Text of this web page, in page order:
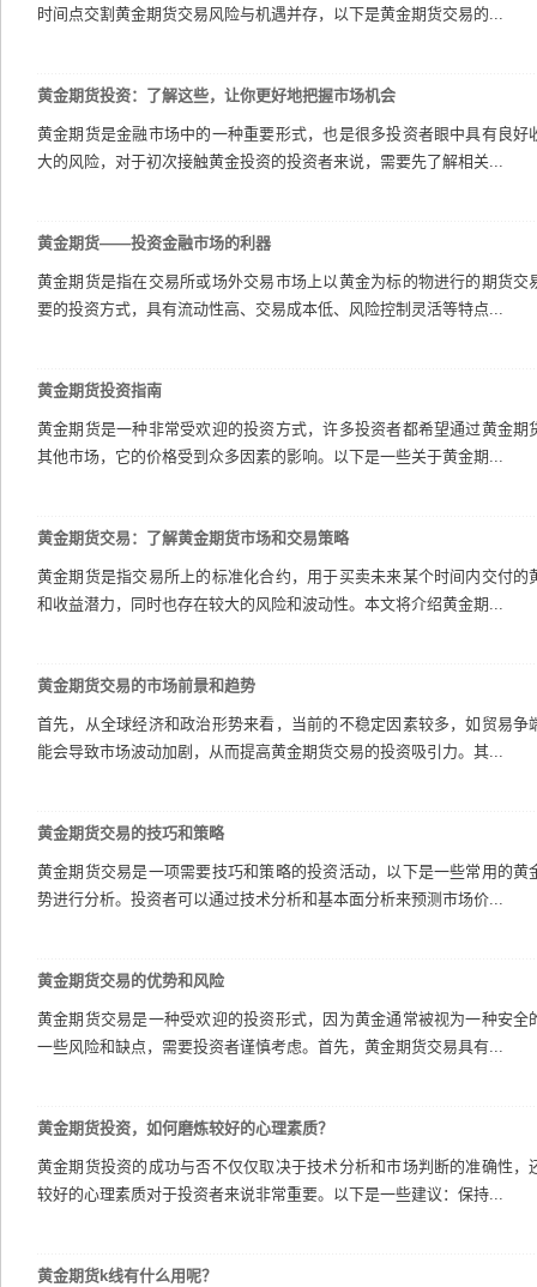
时间点交割黄金期货交易风险与机遇并存，以下是黄金期货交易的...
黄金期货投资：了解这些，让你更好地把握市场机会
黄金期货是金融市场中的一种重要形式，也是很多投资者眼中具有良
大的风险，对于初次接触黄金投资的投资者来说，需要先了解相关...
黄金期货——投资金融市场的利器
黄金期货是指在交易所或场外交易市场上以黄金为标的物进行的期货
要的投资方式，具有流动性高、交易成本低、风险控制灵活等特点...
黄金期货投资指南
黄金期货是一种非常受欢迎的投资方式，许多投资者都希望通过黄金
其他市场，它的价格受到众多因素的影响。以下是一些关于黄金期...
黄金期货交易：了解黄金期货市场和交易策略
黄金期货是指交易所上的标准化合约，用于买卖未来某个时间内交付
和收益潜力，同时也存在较大的风险和波动性。本文将介绍黄金期...
黄金期货交易的市场前景和趋势
首先，从全球经济和政治形势来看，当前的不稳定因素较多，如贸易
能会导致市场波动加剧，从而提高黄金期货交易的投资吸引力。其...
黄金期货交易的技巧和策略
黄金期货交易是一项需要技巧和策略的投资活动，以下是一些常用的
势进行分析。投资者可以通过技术分析和基本面分析来预测市场价...
黄金期货交易的优势和风险
黄金期货交易是一种受欢迎的投资形式，因为黄金通常被视为一种安
一些风险和缺点，需要投资者谨慎考虑。首先，黄金期货交易具有...
黄金期货投资，如何磨炼较好的心理素质？
黄金期货投资的成功与否不仅仅取决于技术分析和市场判断的准确性
较好的心理素质对于投资者来说非常重要。以下是一些建议：保持...
黄金期货k线有什么用呢？